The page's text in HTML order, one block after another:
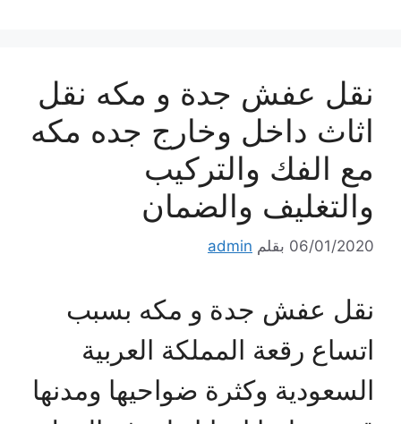
نقل عفش جدة و مكه نقل
اثاث داخل وخارج جده مكه
مع الفك والتركيب
والتغليف والضمان
06/01/2020 بقلم admin
نقل عفش جدة و مكه بسبب
اتساع رقعة المملكة العربية
السعودية وكثرة ضواحيها ومدنها